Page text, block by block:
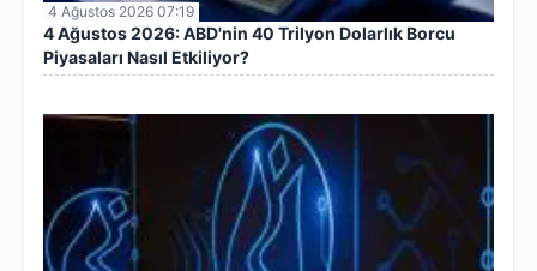
4 Ağustos 2026 07:19
4 Ağustos 2026: ABD'nin 40 Trilyon Dolarlık Borcu
Piyasaları Nasıl Etkiliyor?